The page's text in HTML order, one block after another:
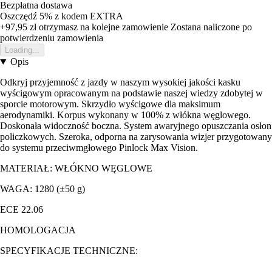
Bezpłatna dostawa
Oszczędź 5% z kodem EXTRA
+97,95 złotrzymasz na kolejne zamowienie Zostana naliczone po
potwierdzeniu zamowienia
Loading...
Opis
Odkryj przyjemność z jazdy w naszym wysokiej jakości kasku
wyścigowym opracowanym na podstawie naszej wiedzy zdobytej w
sporcie motorowym. Skrzydło wyścigowe dla maksimum
aerodynamiki. Korpus wykonany w 100% z włókna węglowego.
Doskonała widoczność boczna. System awaryjnego opuszczania osłon
policzkowych. Szeroka, odporna na zarysowania wizjer przygotowany
do systemu przeciwmgłowego Pinlock Max Vision.
MATERIAŁ: WŁÓKNO WĘGLOWE
WAGA: 1280 (±50 g)
ECE 22.06
HOMOLOGACJA
SPECYFIKACJE TECHNICZNE: